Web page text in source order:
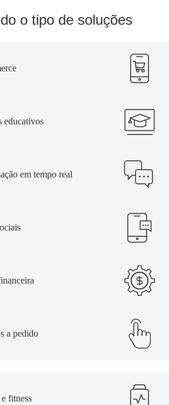
o tipo de soluções
educativos
em tempo real
a pedido
fitness